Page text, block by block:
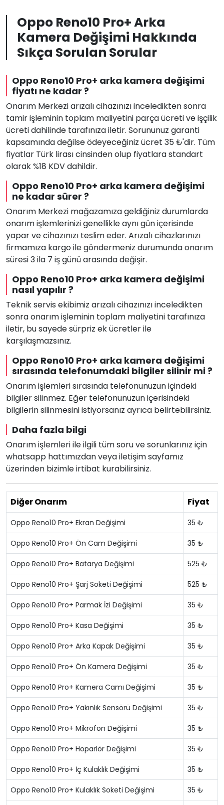
Oppo Reno10 Pro+ Arka
Kamera Değişimi Hakkında
Sıkça Sorulan Sorular
Oppo Reno10 Pro+ arka kamera değişimi
fiyatı ne kadar ?
Onarım Merkezi arızalı cihazınızı inceledikten sonra
tamir işleminin toplam maliyetini parça ücreti ve işçilik
ücreti dahilinde tarafınıza iletir. Sorununuz garanti
kapsamında değilse ödeyeceğiniz ücret 35 ₺'dir. Tüm
fiyatlar Türk lirası cinsinden olup fiyatlara standart
olarak %18 KDV dahildir.
Oppo Reno10 Pro+ arka kamera değişimi
ne kadar sürer ?
Onarım Merkezi mağazamıza geldiğiniz durumlarda
onarım işlemlerinizi genellikle aynı gün içerisinde
yapar ve cihazınızı teslim eder. Arızalı cihazlarınızı
firmamıza kargo ile göndermeniz durumunda onarım
süresi 3 ila 7 iş günü arasında değişir.
Oppo Reno10 Pro+ arka kamera değişimi
nasıl yapılır ?
Teknik servis ekibimiz arızalı cihazınızı inceledikten
sonra onarım işleminin toplam maliyetini tarafınıza
iletir, bu sayede sürpriz ek ücretler ile
karşılaşmazsınız.
Oppo Reno10 Pro+ arka kamera değişimi
sırasında telefonumdaki bilgiler silinir mi ?
Onarım işlemleri sırasında telefonunuzun içindeki
bilgiler silinmez. Eğer telefonunuzun içerisindeki
bilgilerin silinmesini istiyorsanız ayrıca belirtebilirsiniz.
Daha fazla bilgi
Onarım işlemleri ile ilgili tüm soru ve sorunlarınız için
whatsapp hattımızdan veya iletişim sayfamız
üzerinden bizimle irtibat kurabilirsiniz.
Diğer Onarım Fiyat
Oppo Reno10 Pro+ Ekran Değişimi 35 ₺
Oppo Reno10 Pro+ Ön Cam Değişimi 35 ₺
Oppo Reno10 Pro+ Batarya Değişimi 525 ₺
Oppo Reno10 Pro+ Şarj Soketi Değişimi 525 ₺
Oppo Reno10 Pro+ Parmak İzi Değişimi 35 ₺
Oppo Reno10 Pro+ Kasa Değişimi 35 ₺
Oppo Reno10 Pro+ Arka Kapak Değişimi 35 ₺
Oppo Reno10 Pro+ Ön Kamera Değişimi 35 ₺
Oppo Reno10 Pro+ Kamera Camı Değişimi 35 ₺
Oppo Reno10 Pro+ Yakınlık Sensörü Değişimi 35 ₺
Oppo Reno10 Pro+ Mikrofon Değişimi 35 ₺
Oppo Reno10 Pro+ Hoparlör Değişimi 35 ₺
Oppo Reno10 Pro+ İç Kulaklık Değişimi 35 ₺
Oppo Reno10 Pro+ Kulaklık Soketi Değişimi 35 ₺